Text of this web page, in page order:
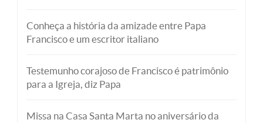
Conheça a história da amizade entre Papa
Francisco e um escritor italiano
Testemunho corajoso de Francisco é patrimônio
para a Igreja, diz Papa
Missa na Casa Santa Marta no aniversário da